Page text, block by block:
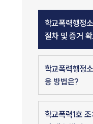
학교폭력행정
절차 및 증거
학교폭력행정
응 방법은?
학교폭력1호